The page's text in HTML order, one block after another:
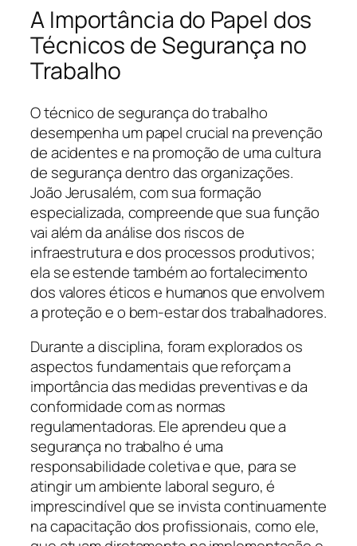
A Importância do Papel dos
Técnicos de Segurança no
Trabalho
O técnico de segurança do trabalho
desempenha um papel crucial na prevenção
de acidentes e na promoção de uma cultura
de segurança dentro das organizações.
João Jerusalém, com sua formação
especializada, compreende que sua função
vai além da análise dos riscos de
infraestrutura e dos processos produtivos;
ela se estende também ao fortalecimento
dos valores éticos e humanos que envolvem
a proteção e o bem-estar dos trabalhadores.
Durante a disciplina, foram explorados os
aspectos fundamentais que reforçam a
importância das medidas preventivas e da
conformidade com as normas
regulamentadoras. Ele aprendeu que a
segurança no trabalho é uma
responsabilidade coletiva e que, para se
atingir um ambiente laboral seguro, é
imprescindível que se invista continuamente
na capacitação dos profissionais, como ele,